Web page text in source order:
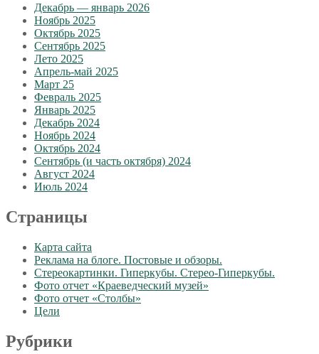
Декабрь — январь 2026
Ноябрь 2025
Октябрь 2025
Сентябрь 2025
Лето 2025
Апрель-май 2025
Март 25
Февраль 2025
Январь 2025
Декабрь 2024
Ноябрь 2024
Октябрь 2024
Сентябрь (и часть октября) 2024
Август 2024
Июль 2024
Страницы
Карта сайта
Реклама на блоге. Постовые и обзоры.
Стереокартинки. Гиперкубы. Стерео-Гиперкубы.
Фото отчет «Краеведческий музей»
Фото отчет «Столбы»
Цели
Рубрики